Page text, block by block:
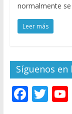
normalmente se
Leer más
Síguenos en
F T Y